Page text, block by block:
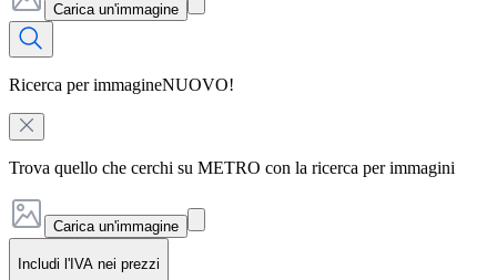
Carica un'immagine
Ricerca per immagineNUOVO!
Trova quello che cerchi su METRO con la ricerca per immagini
Carica un'immagine
Includi l'IVA nei prezzi